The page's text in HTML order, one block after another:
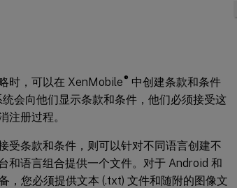
时，可以在 XenMobile® 中创建条款和条件
会向他们显示条款和条件，他们必须接受这
注册过程。
受条款和条件，则可以针对不同语言创建不
和语言组合提供一个文件。对于 Android 和
，您必须提供文本 (.txt) 文件和随附的图像文